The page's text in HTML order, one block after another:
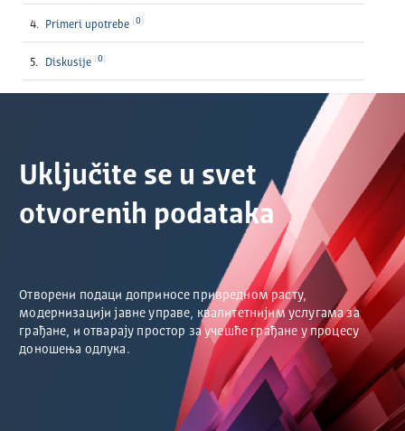
Primeri upotrebe 0
Diskusije 0
Uključite se u svet
otvorenih podataka
Отворени подаци доприносе привредном расту,
модернизацији јавне управе, квалитетнијим услугама за
грађане, и отварају простор за учешће грађане у процесу
доношења одлука.